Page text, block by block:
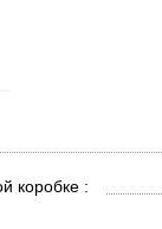
коробке :